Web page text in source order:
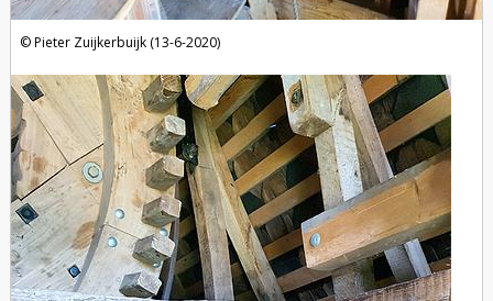
Pieter Zuijkerbuijk (13-6-2020)